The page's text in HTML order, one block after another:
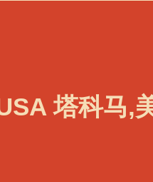
塔科马,